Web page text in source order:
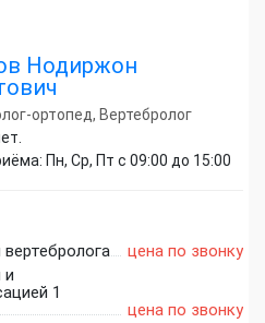
Нодиржон
ортопед, Вертебролог
Пн, Ср, Пт с 09:00 до 15:00
цена по звонку
и
1
цена по звонку